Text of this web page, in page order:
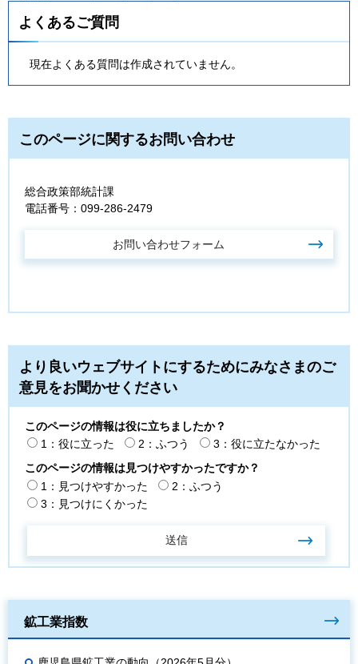
よくあるご質問
現在よくある質問は作成されていません。
このページに関するお問い合わせ
総合政策部統計課
電話番号：099-286-2479
より良いウェブサイトにするためにみなさまのご
意見をお聞かせください
このページの情報は役に立ちましたか？
1：役に立った
2：ふつう
3：役に立たなかった
このページの情報は見つけやすかったですか？
1：見つけやすかった
2：ふつう
3：見つけにくかった
鉱工業指数